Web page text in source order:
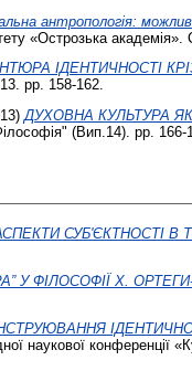
антропологія:
«Острозька
ІДЕНТИЧНОСТІ
pp. 158-162.
ДУХОВНА КУЛЬТУРА
(Вип.14). pp. 166-
СУБ'ЄКТНОСТІ В
У ФІЛОСОФІЇ Х. ОРТЕГИ-
наукової конференції